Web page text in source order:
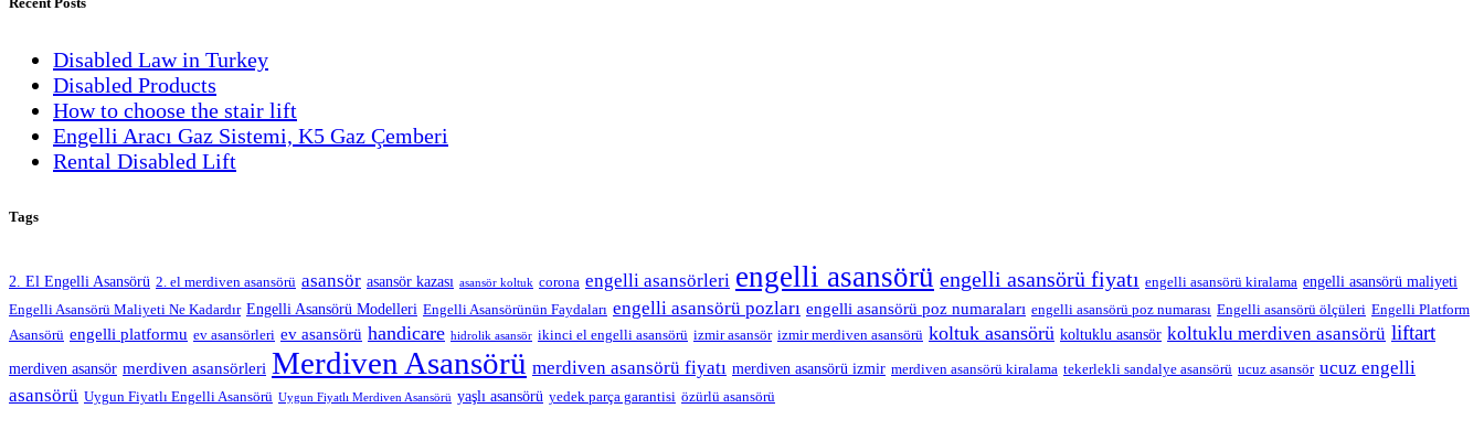
Disabled Law in Turkey
Disabled Products
How to choose the stair lift
Engelli Aracı Gaz Sistemi, K5 Gaz Çemberi
Rental Disabled Lift
Tags
2. El Engelli Asansörü 2. el merdiven asansörü asansör asansör kazası asansör koltuk corona engelli asansörleri engelli asansörü engelli asansörü fiyatı engelli asansörü kiralama engelli asansörü maliyeti
Engelli Asansörü Maliyeti Ne Kadardır Engelli Asansörü Modelleri Engelli Asansörünün Faydaları engelli asansörü pozları engelli asansörü poz numaraları engelli asansörü poz numarası Engelli asansörü ölçüleri Engelli Platform
Asansörü engelli platformu ev asansörleri ev asansörü handicare hidrolik asansör ikinci el engelli asansörü izmir asansör izmir merdiven asansörü koltuk asansörü koltuklu asansör koltuklu merdiven asansörü liftart
merdiven asansör merdiven asansörleri Merdiven Asansörü merdiven asansörü fiyatı merdiven asansörü izmir merdiven asansörü kiralama tekerlekli sandalye asansörü ucuz asansör ucuz engelli
asansörü Uygun Fiyatlı Engelli Asansörü Uygun Fiyatlı Merdiven Asansörü yaşlı asansörü yedek parça garantisi özürlü asansörü